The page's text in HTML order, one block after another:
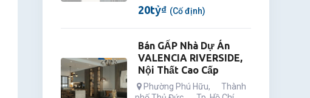
20tỷ₫ (Cố định)
Bán GẤP Nhà Dự Án
VALENCIA RIVERSIDE,
Nội Thất Cao Cấp
Phường Phú Hữu,
Thành